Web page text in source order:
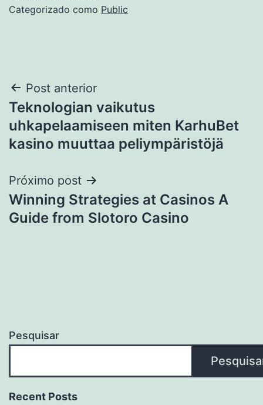
Categorizado como Public
Navegação
de
Post
Post anterior
Teknologian vaikutus
uhkapelaamiseen miten KarhuBet
kasino muuttaa peliympäristöjä
Próximo post
Winning Strategies at Casinos A
Guide from Slotoro Casino
Pesquisar
Recent Posts